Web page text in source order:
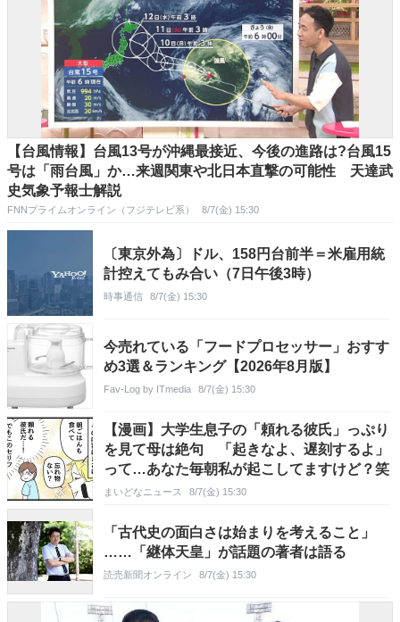
【台風情報】台風13号が沖縄最接近、今後の進路は?台風15
号は「雨台風」か…来週関東や北日本直撃の可能性 天達武
史気象予報士解説
FNNプライムオンライン（フジテレビ系） 8/7(金) 15:30
〔東京外為〕ドル、158円台前半＝米雇用統
計控えてもみ合い（7日午後3時）
時事通信 8/7(金) 15:30
今売れている「フードプロセッサー」おすす
め3選＆ランキング【2026年8月版】
Fav-Log by ITmedia 8/7(金) 15:30
【漫画】大学生息子の「頼れる彼氏」っぷり
を見て母は絶句 「起きなよ、遅刻するよ」
って…あなた毎朝私が起こしてますけど？笑
まいどなニュース 8/7(金) 15:30
「古代史の面白さは始まりを考えること」
……「継体天皇」が話題の著者は語る
読売新聞オンライン 8/7(金) 15:30